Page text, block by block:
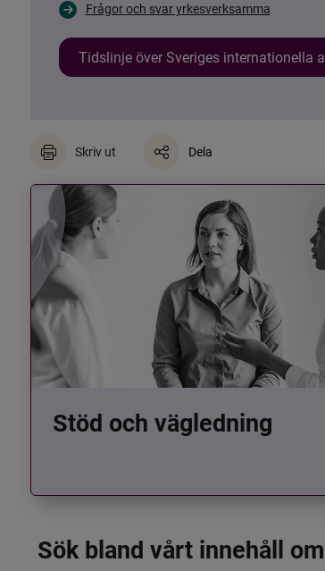
Frågor och svar yrkesverksamma
Tidslinje över Sveriges internationella
Skriv ut Dela
Stöd och vägledning
Sök bland vårt innehåll